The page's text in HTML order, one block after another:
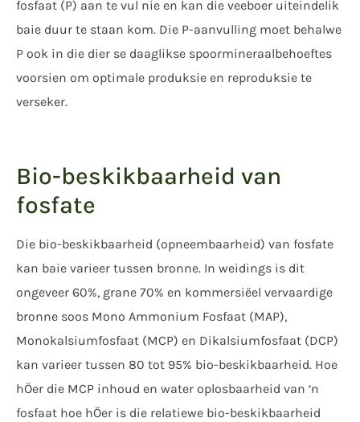
fosfaat (P) aan te vul nie en kan die veeboer uiteindelik
baie duur te staan kom. Die P-aanvulling moet behalwe
P ook in die dier se daaglikse spoormineraalbehoeftes
voorsien om optimale produksie en reproduksie te
verseker.
Bio-beskikbaarheid van
fosfate
Die bio-beskikbaarheid (opneembaarheid) van fosfate
kan baie varieer tussen bronne. In weidings is dit
ongeveer 60%, grane 70% en kommersiëel vervaardige
bronne soos Mono Ammonium Fosfaat (MAP),
Monokalsiumfosfaat (MCP) en Dikalsiumfosfaat (DCP)
kan varieer tussen 80 tot 95% bio-beskikbaarheid. Hoe
hÖer die MCP inhoud en water oplosbaarheid van ‘n
fosfaat hoe hÖer is die relatiewe bio-beskikbaarheid